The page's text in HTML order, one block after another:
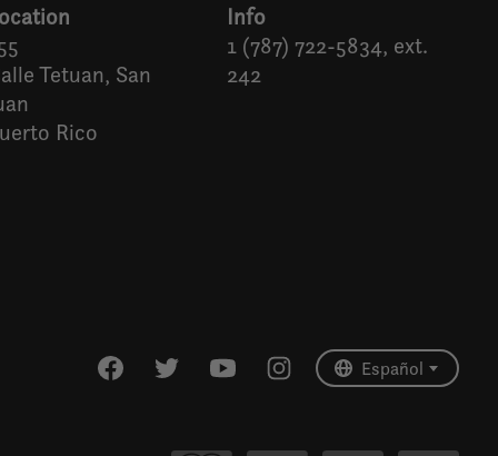
Tetuan, San
Rico
Info
1 (787) 722-5834, ext.
242
Español